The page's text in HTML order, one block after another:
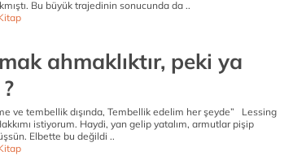
Bu büyük trajedinin sonucunda da ..
ahmaklıktır, peki ya
ve tembellik dışında, Tembellik edelim her şeyde” Lessing
istiyorum. Haydi, yan gelip yatalım, armutlar pişip
Elbette bu değildi ..